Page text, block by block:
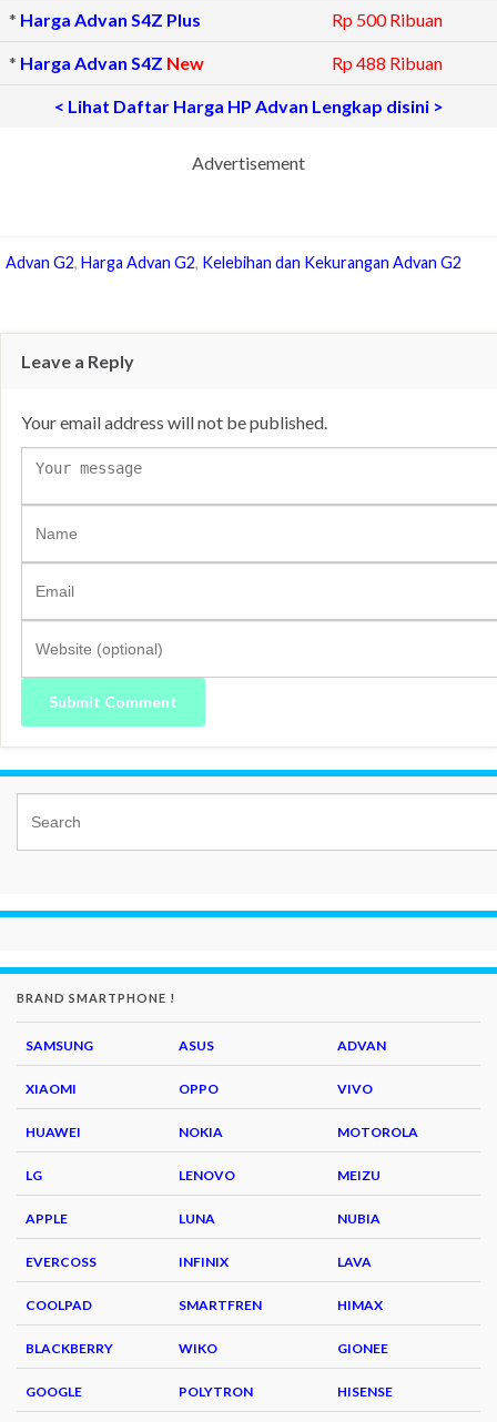
* Harga Advan S4Z Plus Rp 500 Ribuan
* Harga Advan S4Z New Rp 488 Ribuan
< Lihat Daftar Harga HP Advan Lengkap disini >
Advertisement
Advan G2, Harga Advan G2, Kelebihan dan Kekurangan Advan G2
Leave a Reply
Your email address will not be published.
BRAND SMARTPHONE !
SAMSUNG ASUS ADVAN
XIAOMI OPPO VIVO
HUAWEI NOKIA MOTOROLA
LG LENOVO MEIZU
APPLE LUNA NUBIA
EVERCOSS INFINIX LAVA
COOLPAD SMARTFREN HIMAX
BLACKBERRY WIKO GIONEE
GOOGLE POLYTRON HISENSE